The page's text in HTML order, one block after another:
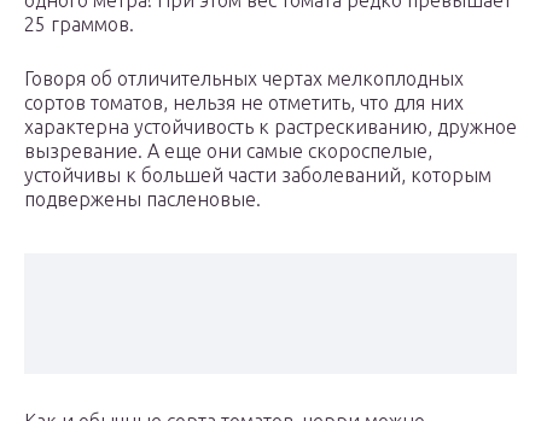
25 граммов.
Говоря об отличительных чертах мелкоплодных
сортов томатов, нельзя не отметить, что для них
характерна устойчивость к растрескиванию, дружное
вызревание. А еще они самые скороспелые,
устойчивы к большей части заболеваний, которым
подвержены пасленовые.